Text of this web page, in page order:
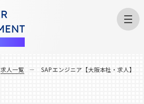
求人一覧 SAPエンジニア【大阪本社・求人】